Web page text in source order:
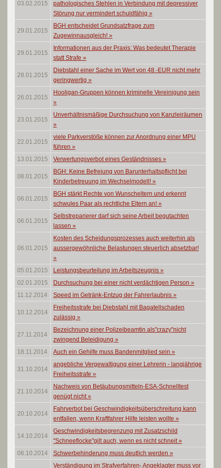
03.02.2015
pathologisches Stehlen in Verbindung mit depressiver
Störung nur vermindert schuldfähig »
29.01.2015
BGH entscheidet Grundsatzfrage zum
Zugewinnausgleich! »
29.01.2015
Informationen aus der Praxis: Was bedeutet Therapie
statt Strafe »
28.01.2015
Diebstahl einer Sache im Wert von 48.-EUR nicht mehr
geringwertig »
26.01.2015
Hooligan-Gruppen können kriminelle Vereinigung sein
»
23.01.2015
Unverhältnismäßige Durchsuchung von Kanzleiräumen
»
22.01.2015
viele Parkverstöße können zur Anordnung einer MPU
führen »
13.01.2015
Verwertungsverbot eines Geständnisses »
08.01.2015
BGH: Keine Befreiung von Barunterhaltspflicht bei
Kinderbetreuung im Wechselmodell! »
06.01.2015
BGH stärkt Rechte von Wunscheltern und erkennt
schwules Paar als rechtliche Eltern an! »
06.01.2015
Selbstreparierer darf sich seine Arbeit begutachten
lassen »
06.01.2015
Kosten des Scheidungsprozesses auch weiterhin als
aussergewöhnliche Belastungen steuerlich absetzbar!
»
05.01.2015
Leistungsbeurteilung im Arbeitszeugnis »
02.01.2015
Durchsuchung bei einer nicht verdächtigen Person »
11.12.2014
Speed im Getränk-Entzug der Fahrerlaubnis »
10.12.2014
Freiheitsstrafe bei Diebstahl mit Bagatellschaden
zulässig »
27.11.2014
Bezeichnung einer Polizeibeamtin als"crazy"nicht
zwingend Beleidigung »
18.11.2014
Auch ein Gehilfe muss Bandenmitglied sein »
31.10.2014
angebliche Vergewaltigung einer Lehrerin - langjährige
Freiheitsstrafe »
21.10.2014
Nachweis von Betäubungsmitteln-ESA-Schnelltest
genügt nicht»
20.10.2014
Fahrverbot bei Geschwindigkeitsüberschreitung kann
entfallen, wenn Kraftfahrer Hilfe leisten wollte »
14.10.2014
Geschwindigkeitsbegrenzung mit Zusatzschild
"Schneeflocke"gilt auch, wenn es nicht schneit»
06.10.2014
Schwerbehinderung muss deutlich werden »
Verständigung im Strafverfahren- Angeklagter muss vor